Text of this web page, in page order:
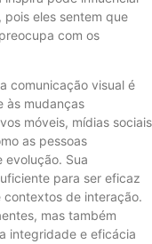
eles sentem que
com os
comunicação visual é
às mudanças
móveis, mídias sociais
as pessoas
evolução. Sua
para ser eficaz
contextos de interação.
mas também
integridade e eficácia